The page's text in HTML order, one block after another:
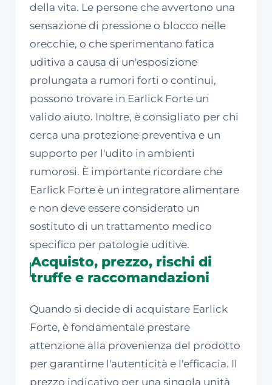
della vita. Le persone che avvertono una
sensazione di pressione o blocco nelle
orecchie, o che sperimentano fatica
uditiva a causa di un'esposizione
prolungata a rumori forti o continui,
possono trovare in Earlick Forte un
valido aiuto. Inoltre, è consigliato per chi
cerca una protezione preventiva e un
supporto per l'udito in ambienti
rumorosi. È importante ricordare che
Earlick Forte è un integratore alimentare
e non deve essere considerato un
sostituto di un trattamento medico
specifico per patologie uditive.
Acquisto, prezzo, rischi di
truffe e raccomandazioni
Quando si decide di acquistare Earlick
Forte, è fondamentale prestare
attenzione alla provenienza del prodotto
per garantirne l'autenticità e l'efficacia. Il
prezzo indicativo per una singola unità